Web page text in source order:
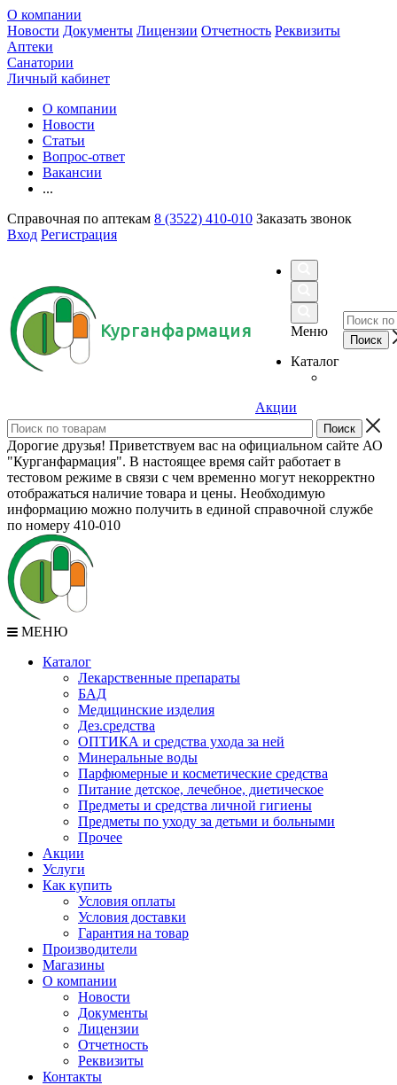
О компании
Новости Документы Лицензии Отчетность Реквизиты
Аптеки
Санатории
Личный кабинет
О компании
Новости
Статьи
Вопрос-ответ
Вакансии
...
Справочная по аптекам 8 (3522) 410-010 Заказать звонок
Вход Регистрация
Курганфармация
Меню
Каталог
Акции
Дорогие друзья! Приветствуем вас на официальном сайте АО
"Курганфармация". В настоящее время сайт работает в
тестовом режиме в связи с чем временно могут некорректно
отображаться наличие товара и цены. Необходимую
информацию можно получить в единой справочной службе
по номеру 410-010
МЕНЮ
Каталог
Лекарственные препараты
БАД
Медицинские изделия
Дез.средства
ОПТИКА и средства ухода за ней
Минеральные воды
Парфюмерные и косметические средства
Питание детское, лечебное, диетическое
Предметы и средства личной гигиены
Предметы по уходу за детьми и больными
Прочее
Акции
Услуги
Как купить
Условия оплаты
Условия доставки
Гарантия на товар
Производители
Магазины
О компании
Новости
Документы
Лицензии
Отчетность
Реквизиты
Контакты